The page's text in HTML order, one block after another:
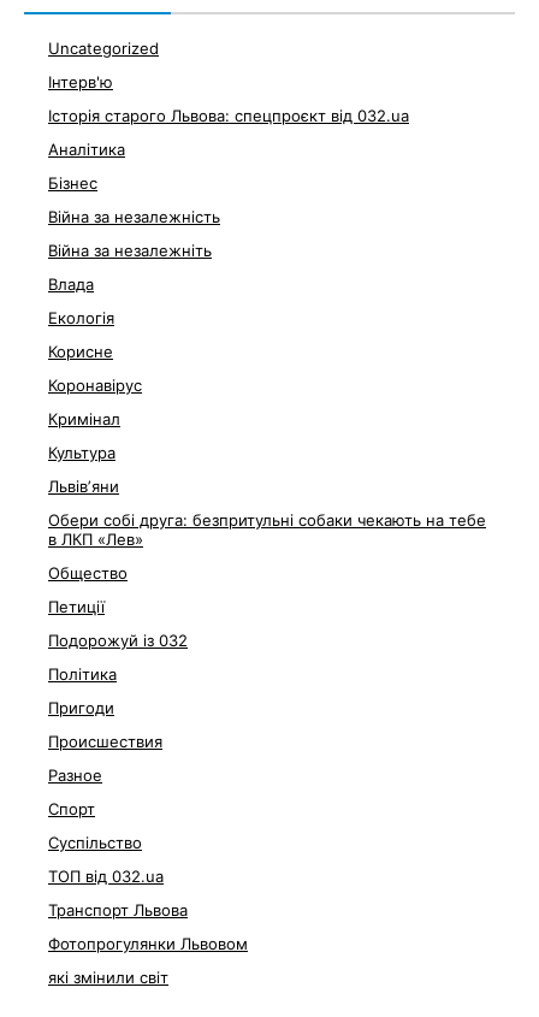
Uncategorized
Інтерв'ю
Історія старого Львова: спецпроєкт від 032.ua
Аналітика
Бізнес
Війна за незалежність
Війна за незалежніть
Влада
Екологія
Корисне
Коронавірус
Кримінал
Культура
Львівʼяни
Обери собі друга: безпритульні собаки чекають на тебе
в ЛКП «Лев»
Общество
Петиції
Подорожуй із 032
Політика
Пригоди
Происшествия
Разное
Спорт
Суспільство
ТОП від 032.ua
Транспорт Львова
Фотопрогулянки Львовом
які змінили світ